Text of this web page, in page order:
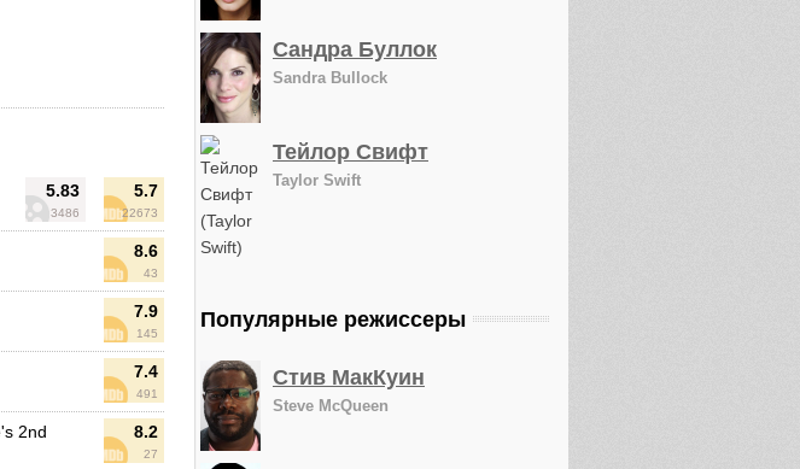
5.83
3486
5.7
22673
8.6
43
7.9
145
7.4
491
8.2
27
2nd
Сандра Буллок
Sandra Bullock
Тейлор Свифт
Taylor Swift
Популярные режиссеры
Стив МакКуин
Steve McQueen